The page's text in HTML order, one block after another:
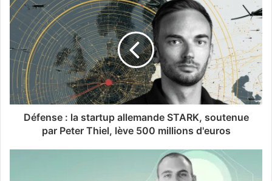
Défense : la startup allemande STARK, soutenue
par Peter Thiel, lève 500 millions d'euros